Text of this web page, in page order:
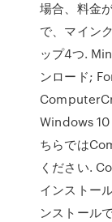
場合、料金
で、マイン
ップ4つ.
ンロード;
Windows
ちらでは
ください.
インストー
ンストール